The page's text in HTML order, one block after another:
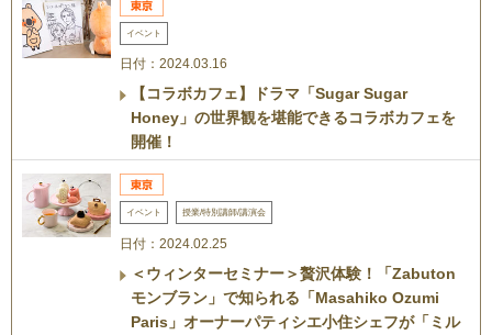
イベント
日付：2024.03.16
【コラボカフェ】ドラマ「Sugar Sugar
Honey」の世界観を堪能できるコラボカフェを
開催！
イベント 授業/特別講師/講演会
日付：2024.02.25
＜ウィンターセミナー＞贅沢体験！「Zabuton
モンブラン」で知られる「Masahiko Ozumi
Paris」オーナーパティシエ小住シェフが「ミル